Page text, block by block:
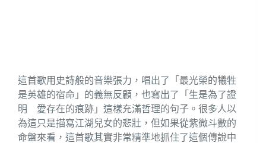
這首歌用史詩般的音樂張力，唱出了「最光榮的犧牲
是英雄的宿命」的義無反顧，也寫出了「生是為了證
明 愛存在的痕跡」這樣充滿哲理的句子。很多人以
為這只是描寫江湖兒女的悲壯，但如果從紫微斗數的
命盤來看，這首歌其實非常精準地抓住了這個傳說中